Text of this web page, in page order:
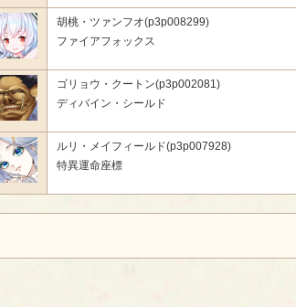
胡桃・ツァンフオ(p3p008299)
ファイアフォックス
ゴリョウ・クートン(p3p002081)
ディバイン・シールド
ルリ・メイフィールド(p3p007928)
特異運命座標